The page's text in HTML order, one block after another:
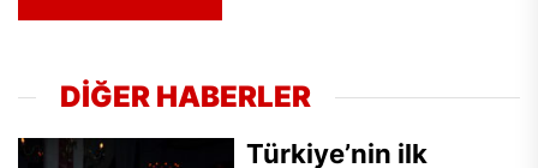
DİĞER HABERLER
Türkiye’nin ilk